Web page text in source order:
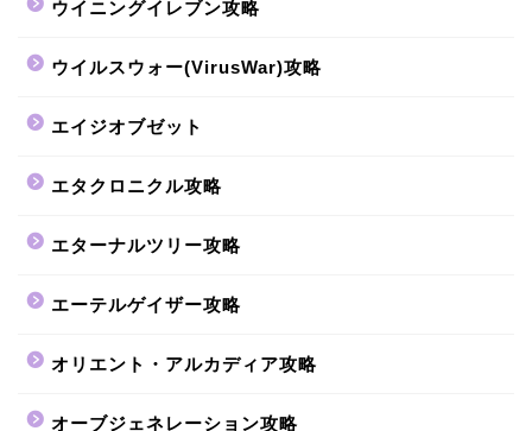
ウイニングイレブン攻略
ウイルスウォー(VirusWar)攻略
エイジオブゼット
エタクロニクル攻略
エターナルツリー攻略
エーテルゲイザー攻略
オリエント・アルカディア攻略
オーブジェネレーション攻略